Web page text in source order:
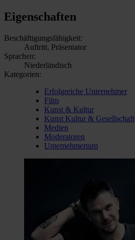
Eigenschaften
Beschäftigungsfähigkeit:
Auftritt, Präsentator
Sprachen:
Niederländisch
Kategorien:
Erfolgreiche Unternehmer
Film
Kunst & Kultur
Kunst Kultur & Gesellschaft
Medien
Moderatoren
Unternehmertum